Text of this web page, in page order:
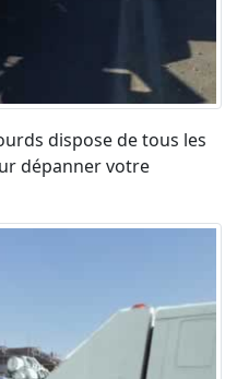
dispose de tous les
dépanner votre